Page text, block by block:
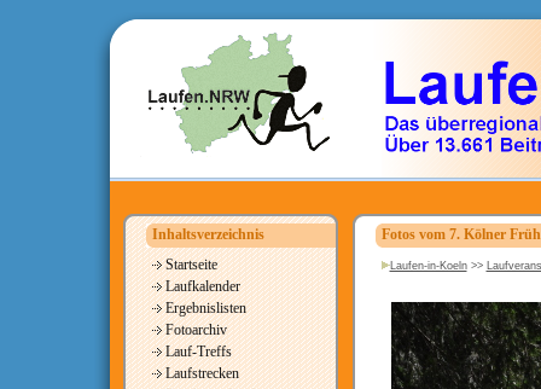
Inhaltsverzeichnis
Startseite
Laufkalender
Ergebnislisten
Fotoarchiv
Lauf-Treffs
Laufstrecken
Fotos vom 7. Kölner
Laufen-in-Koeln>>